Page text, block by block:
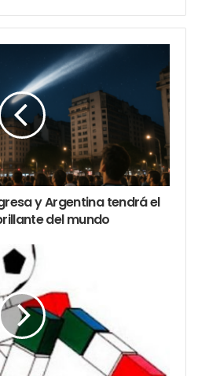
de identificación directa
–Humahuaca 4310, CABA
hs, del 5 al 26 de julio
Disponibles enAlternativa
por su capacidad de tocar
el ritmo ni la risa. Una cita
el teatro que entretiene,
y Argentina tendrá el
del mundo